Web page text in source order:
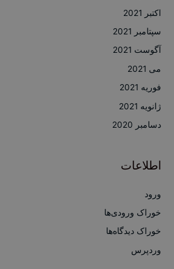
اکتبر 2021
سپتامبر 2021
آگوست 2021
می 2021
فوریه 2021
ژانویه 2021
دسامبر 2020
اطلاعات
ورود
خوراک ورودی‌ها
خوراک دیدگاه‌ها
وردپرس